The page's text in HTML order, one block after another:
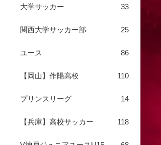
大学サッカー 33
関西大学サッカー部 25
ユース 86
【岡山】作陽高校 110
プリンスリーグ 14
【兵庫】高校サッカー 118